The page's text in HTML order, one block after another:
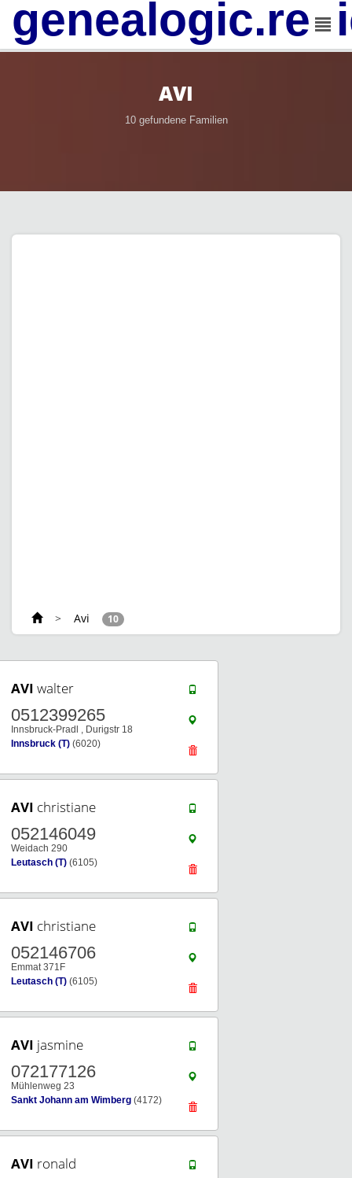
AVI
10 gefundene Familien
> Avi 10
AVI walter
0512399265
Innsbruck-Pradl , Durigstr 18
Innsbruck (T) (6020)
AVI christiane
052146049
Weidach 290
Leutasch (T) (6105)
AVI christiane
052146706
Emmat 371F
Leutasch (T) (6105)
AVI jasmine
072177126
Mühlenweg 23
Sankt Johann am Wimberg (4172)
AVI ronald